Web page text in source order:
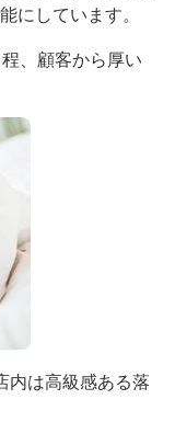
にしています。
、顧客から厚い
内は高級感ある落